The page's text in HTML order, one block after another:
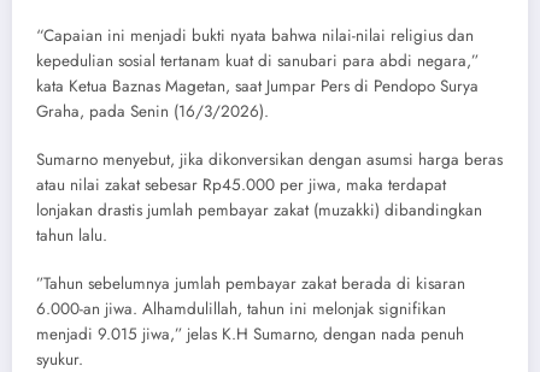
“Capaian ini menjadi bukti nyata bahwa nilai-nilai religius dan
kepedulian sosial tertanam kuat di sanubari para abdi negara,”
kata Ketua Baznas Magetan, saat Jumpar Pers di Pendopo Surya
Graha, pada Senin (16/3/2026).
​Sumarno menyebut, jika dikonversikan dengan asumsi harga beras
atau nilai zakat sebesar Rp45.000 per jiwa, maka terdapat
lonjakan drastis jumlah pembayar zakat (muzakki) dibandingkan
tahun lalu.
​”Tahun sebelumnya jumlah pembayar zakat berada di kisaran
6.000-an jiwa. Alhamdulillah, tahun ini melonjak signifikan
menjadi 9.015 jiwa,” jelas K.H Sumarno, dengan nada penuh
syukur.